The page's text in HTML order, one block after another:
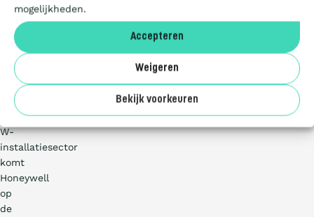
mogelijkheden.
Accepteren
Weigeren
Bekijk voorkeuren
gecompleteerd
door
Van
Lien
Eaton.
W-
installatiesector
komt
Honeywell
op
de
Deelnemers
Over ons